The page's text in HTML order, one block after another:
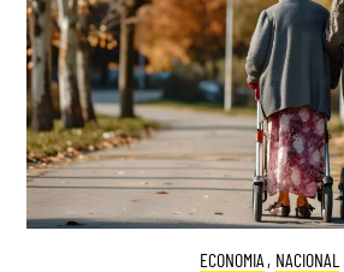
ECONOMIA , NACIONAL